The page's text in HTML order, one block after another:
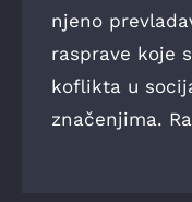
njeno
rasprave koje
koflikta u
značenjima.